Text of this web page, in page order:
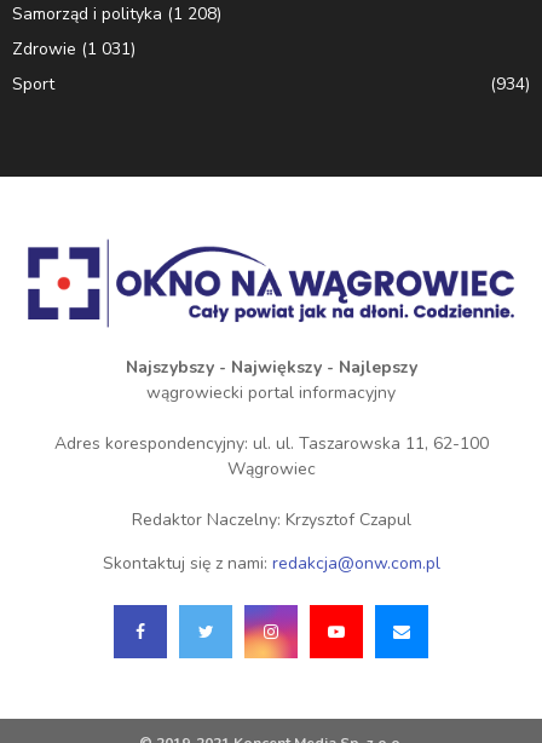
Samorząd i polityka (1 208)
Zdrowie (1 031)
Sport
(934)
Najszybszy - Największy - Najlepszy
wągrowiecki portal informacyjny
Adres korespondencyjny: ul. ul. Taszarowska 11, 62-100
Wągrowiec
Redaktor Naczelny: Krzysztof Czapul
Skontaktuj się z nami: redakcja@onw.com.pl